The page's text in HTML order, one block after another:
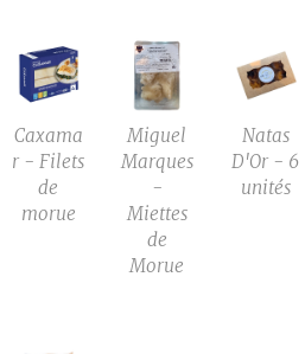
Caxama
r - Filets
de
morue
Miguel
Marques
-
Miettes
de
Morue
Natas
D'Or - 6
unités